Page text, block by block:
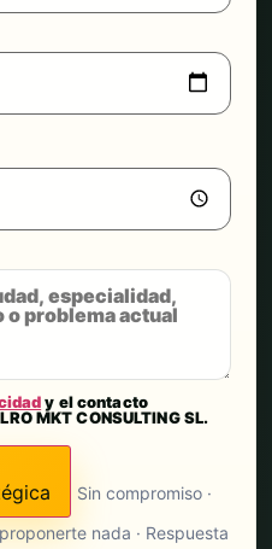
y el contacto
MKT CONSULTING SL.
Sin compromiso ·
nada · Respuesta